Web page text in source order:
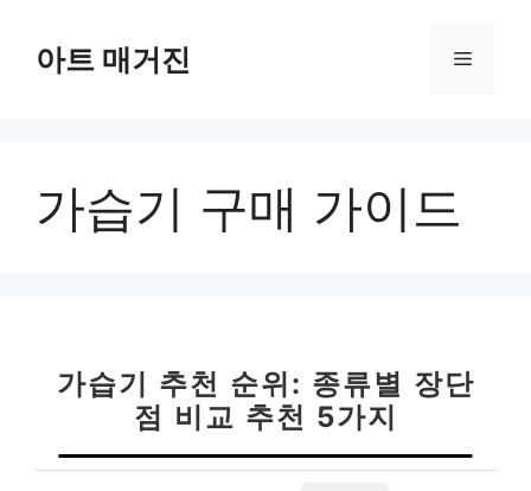
아트 매거진 메
가습기 구매 가이드
가습기 추천 순위: 종류별 장단
점 비교 추천 5가지